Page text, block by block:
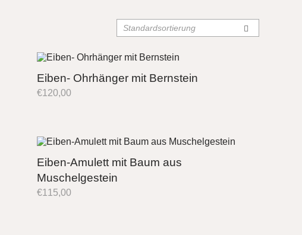
Eiben- Ohrhänger mit Bernstein
€120,00
Eiben-Amulett mit Baum aus
Muschelgestein
€115,00